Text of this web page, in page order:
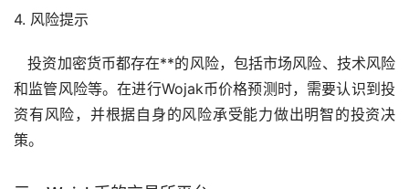
4. 风险提示
投资加密货币都存在**的风险，包括市场风险、技术风险
和监管风险等。在进行Wojak币价格预测时，需要认识到投
资有风险，并根据自身的风险承受能力做出明智的投资决
策。